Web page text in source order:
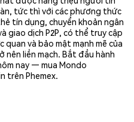
tức thì với các phương thức
tín dụng, chuyển khoản ngân
giao dịch P2P, có thể truy cập
và bảo mật mạnh mẽ của
nên liền mạch. Bắt đầu hành
nay — mua Mondo
trên Phemex.